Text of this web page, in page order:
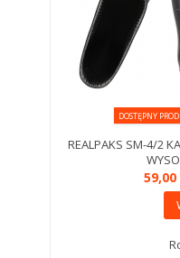
DOSTĘPNY
REALPAKS SM-4/2